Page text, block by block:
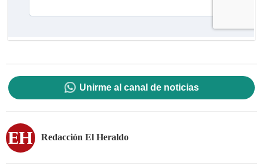
Unirme al canal de noticias
Redacción El Heraldo